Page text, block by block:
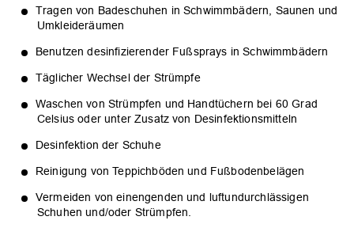
Tragen von Badeschuhen in Schwimmbädern, Saunen und
Umkleideräumen
Benutzen desinfizierender Fußsprays in Schwimmbädern
Täglicher Wechsel der Strümpfe
Waschen von Strümpfen und Handtüchern bei 60 Grad
Celsius oder unter Zusatz von Desinfektionsmitteln
Desinfektion der Schuhe
Reinigung von Teppichböden und Fußbodenbelägen
Vermeiden von einengenden und luftundurchlässigen
Schuhen und/oder Strümpfen.